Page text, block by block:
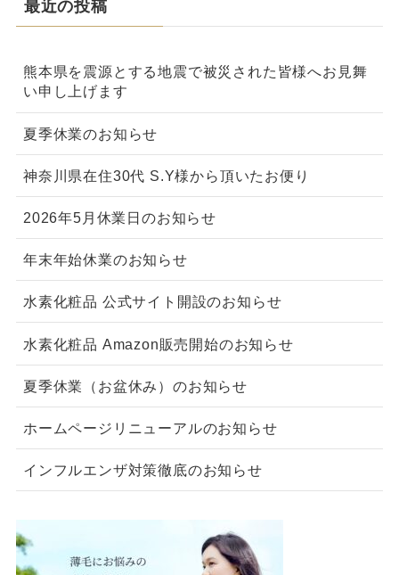
最近の投稿
熊本県を震源とする地震で被災された皆様へお見舞
い申し上げます
夏季休業のお知らせ
神奈川県在住30代 S.Y様から頂いたお便り
2026年5月休業日のお知らせ
年末年始休業のお知らせ
水素化粧品 公式サイト開設のお知らせ
水素化粧品 Amazon販売開始のお知らせ
夏季休業（お盆休み）のお知らせ
ホームページリニューアルのお知らせ
インフルエンザ対策徹底のお知らせ